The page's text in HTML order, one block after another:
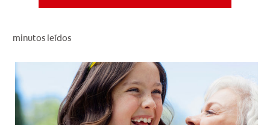
PARA PROFESIONALES
minutos leídos